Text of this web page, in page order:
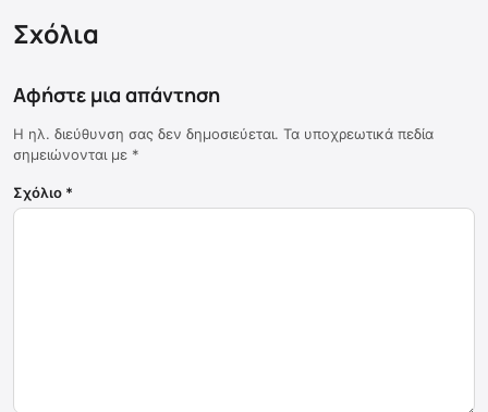
Σχόλια
Αφήστε μια απάντηση
Η ηλ. διεύθυνση σας δεν δημοσιεύεται. Τα υποχρεωτικά πεδία
σημειώνονται με *
Σχόλιο *